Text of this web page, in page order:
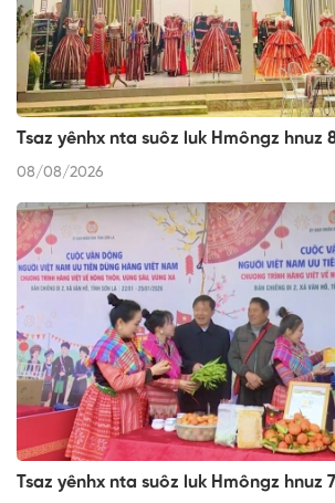
Tsaz yênhx nta suôz luk Hmôngz hnuz
08/08/2026
Tsaz yênhx nta suôz luk Hmôngz hnuz